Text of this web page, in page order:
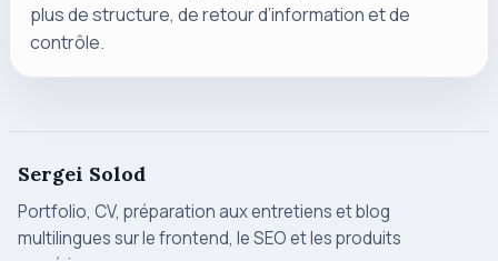
plus de structure, de retour d’information et de
contrôle.
Sergei Solod
Portfolio, CV, préparation aux entretiens et blog
multilingues sur le frontend, le SEO et les produits